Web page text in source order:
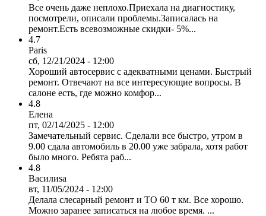
Все очень даже неплохо.Приехала на диагностику,
посмотрели, описали проблемы.Записалась на
ремонт.Есть всевозможные скидки- 5%...
4.7
Paris
сб, 12/21/2024 - 12:00
Хороший автосервис с адекватными ценами. Быстрый
ремонт. Отвечают на все интересующие вопросы. В
салоне есть, где можно комфор...
4.8
Елена
пт, 02/14/2025 - 12:00
Замечательный сервис. Сделали все быстро, утром в
9.00 сдала автомобиль в 20.00 уже забрала, хотя работ
было много. Ребята раб...
4.8
Василиsa
вт, 11/05/2024 - 12:00
Делала слесарный ремонт и ТО 60 т км. Все хорошо.
Можно заранее записаться на любое время. ...